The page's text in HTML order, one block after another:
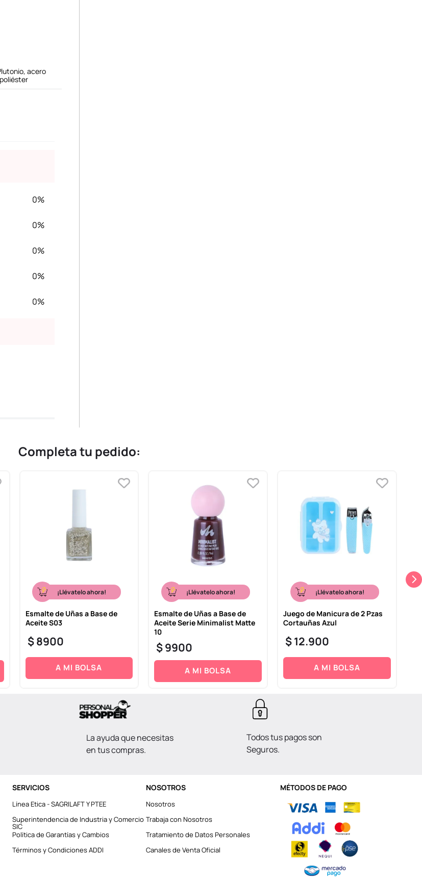
acero
0%
0%
0%
0%
0%
Completa tu pedido:
¡Llévatelo ahora!
Esmalte de Uñas a Base de
Aceite S03
$8900
A MI BOLSA
¡Llévatelo ahora!
Esmalte de Uñas a Base de
Aceite Serie Minimalist Matte
10
$9900
A MI BOLSA
¡Llévatelo ahora!
Juego de Manicura de 2 Pzas
Cortauñas Azul
$12.900
A MI BOLSA
La ayuda que necesitas
en tus compras.
Todos tus pagos son
Seguros.
SERVICIOS
Línea Etica - SAGRILAFT Y PTEE
Superintendencia de Industria y Comercio
SIC
Política de Garantías y Cambios
Términos y Condiciones ADDI
NOSOTROS
Nosotros
Trabaja con Nosotros
Tratamiento de Datos Personales
Canales de Venta Oficial
MÉTODOS DE PAGO